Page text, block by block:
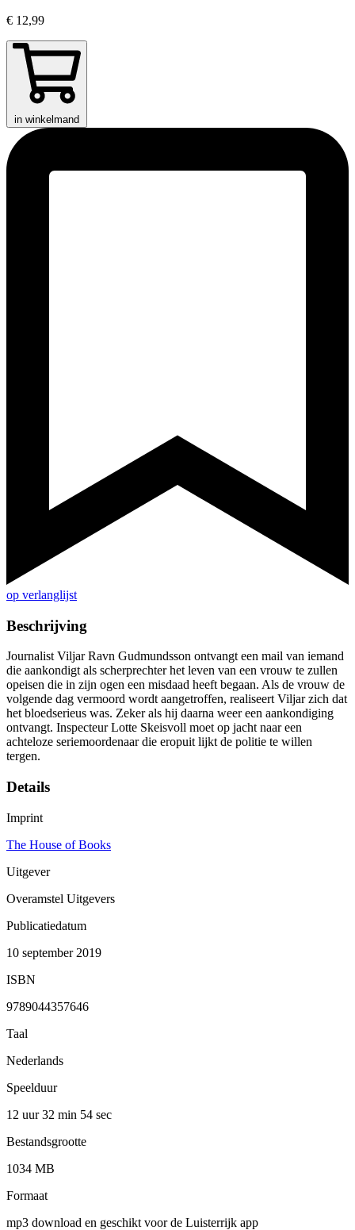
€ 12,99
in winkelmand
op verlanglijst
Beschrijving
Journalist Viljar Ravn Gudmundsson ontvangt een mail van iemand
die aankondigt als scherprechter het leven van een vrouw te zullen
opeisen die in zijn ogen een misdaad heeft begaan. Als de vrouw de
volgende dag vermoord wordt aangetroffen, realiseert Viljar zich dat
het bloedserieus was. Zeker als hij daarna weer een aankondiging
ontvangt. Inspecteur Lotte Skeisvoll moet op jacht naar een
achteloze seriemoordenaar die eropuit lijkt de politie te willen
tergen.
Details
Imprint
The House of Books
Uitgever
Overamstel Uitgevers
Publicatiedatum
10 september 2019
ISBN
9789044357646
Taal
Nederlands
Speelduur
12 uur 32 min 54 sec
Bestandsgrootte
1034 MB
Formaat
mp3 download en geschikt voor de Luisterrijk app